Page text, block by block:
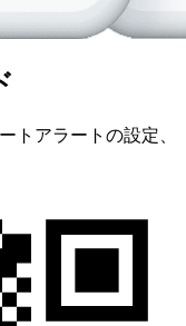
トアラートの設定、